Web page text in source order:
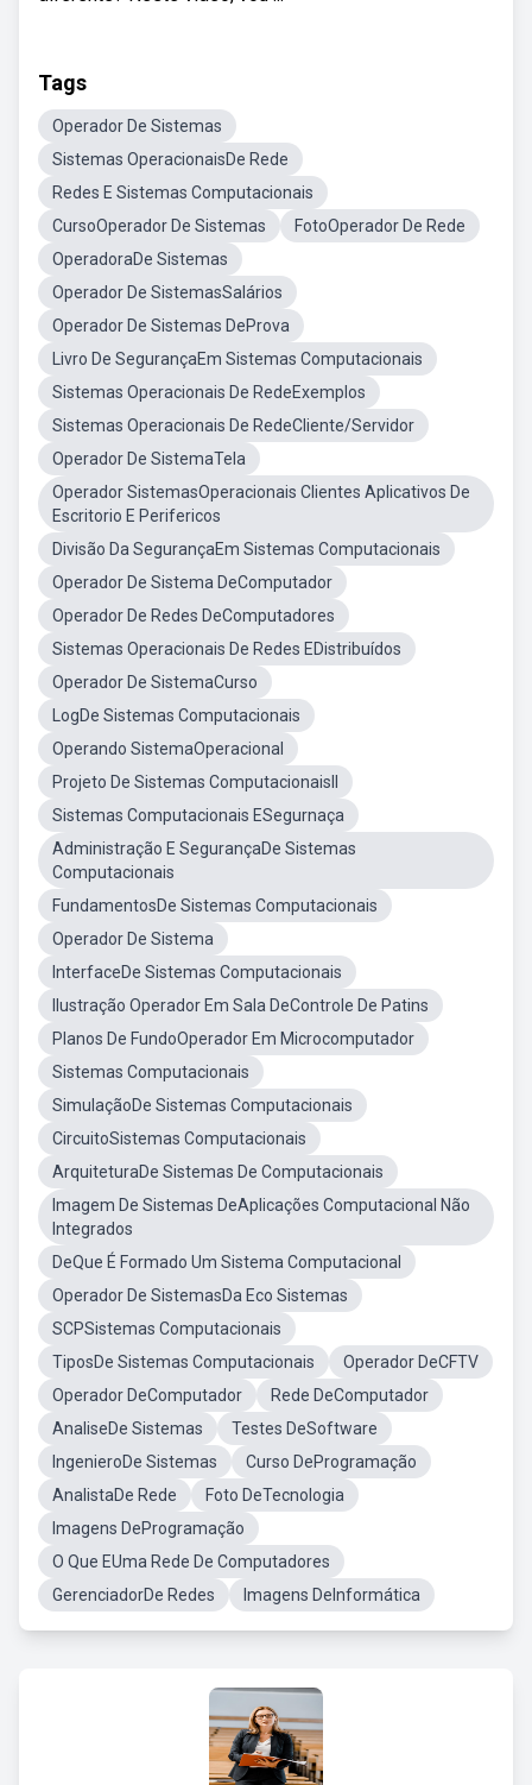
Tags
Operador De Sistemas
Sistemas OperacionaisDe Rede
Redes E Sistemas Computacionais
CursoOperador De Sistemas
FotoOperador De Rede
OperadoraDe Sistemas
Operador De SistemasSalários
Operador De Sistemas DeProva
Livro De SegurançaEm Sistemas Computacionais
Sistemas Operacionais De RedeExemplos
Sistemas Operacionais De RedeCliente/Servidor
Operador De SistemaTela
Operador SistemasOperacionais Clientes Aplicativos De
Escritorio E Perifericos
Divisão Da SegurançaEm Sistemas Computacionais
Operador De Sistema DeComputador
Operador De Redes DeComputadores
Sistemas Operacionais De Redes EDistribuídos
Operador De SistemaCurso
LogDe Sistemas Computacionais
Operando SistemaOperacional
Projeto De Sistemas ComputacionaisII
Sistemas Computacionais ESegurnaça
Administração E SegurançaDe Sistemas
Computacionais
FundamentosDe Sistemas Computacionais
Operador De Sistema
InterfaceDe Sistemas Computacionais
Ilustração Operador Em Sala DeControle De Patins
Planos De FundoOperador Em Microcomputador
Sistemas Computacionais
SimulaçãoDe Sistemas Computacionais
CircuitoSistemas Computacionais
ArquiteturaDe Sistemas De Computacionais
Imagem De Sistemas DeAplicações Computacional Não
Integrados
DeQue É Formado Um Sistema Computacional
Operador De SistemasDa Eco Sistemas
SCPSistemas Computacionais
TiposDe Sistemas Computacionais
Operador DeCFTV
Operador DeComputador
Rede DeComputador
AnaliseDe Sistemas
Testes DeSoftware
IngenieroDe Sistemas
Curso DeProgramação
AnalistaDe Rede
Foto DeTecnologia
Imagens DeProgramação
O Que EUma Rede De Computadores
GerenciadorDe Redes
Imagens DeInformática